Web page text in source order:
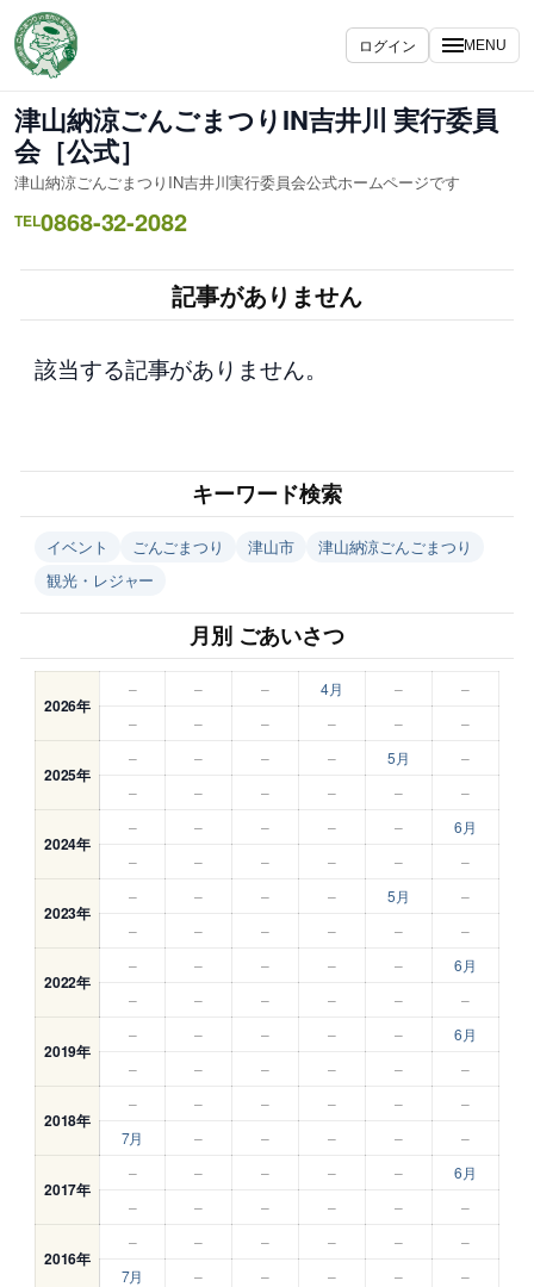
容
を
ス
キ
ッ
プ
ログイン MENU
津山納涼ごんごまつりIN吉井川 実行委員
会［公式］
津山納涼ごんごまつりIN吉井川実行委員会公式ホームページです
TEL0868-32-2082
記事がありません
該当する記事がありません。
キーワード検索
イベント ごんごまつり 津山市
津山納涼ごんごまつり
観光・レジャー
月別 ごあいさつ
2026年
– – – 4月 –
–
–
– – – – –
2025年
– – – – 5月
–
–
– – – – –
2024年
– – – – –
6月
–
– – – – –
2023年
– – – – 5月
–
–
– – – – –
2022年
– – – – –
6月
–
– – – – –
2019年
– – – – –
6月
–
– – – – –
2018年
– – – – –
–
7月
– – – – –
2017年
– – – – –
6月
–
– – – – –
2016年
– – – – –
–
7月
– – – – –